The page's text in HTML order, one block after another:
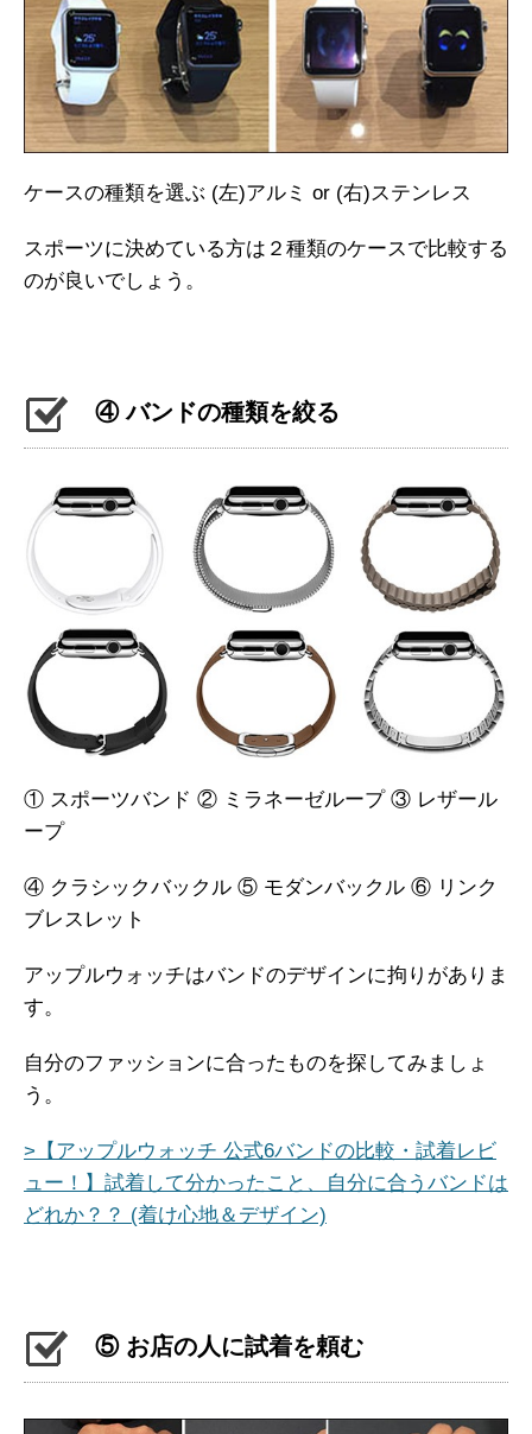
ケースの種類を選ぶ (左)アルミ or (右)ステンレス
スポーツに決めている方は２種類のケースで比較する
のが良いでしょう。
④ バンドの種類を絞る
① スポーツバンド ② ミラネーゼループ ③ レザール
ープ
④ クラシックバックル ⑤ モダンバックル ⑥ リンク
ブレスレット
アップルウォッチはバンドのデザインに拘りがありま
す。
自分のファッションに合ったものを探してみましょ
う。
>【アップルウォッチ 公式6バンドの比較・試着レビ
ュー！】試着して分かったこと、自分に合うバンドは
どれか？？ (着け心地＆デザイン)
⑤ お店の人に試着を頼む